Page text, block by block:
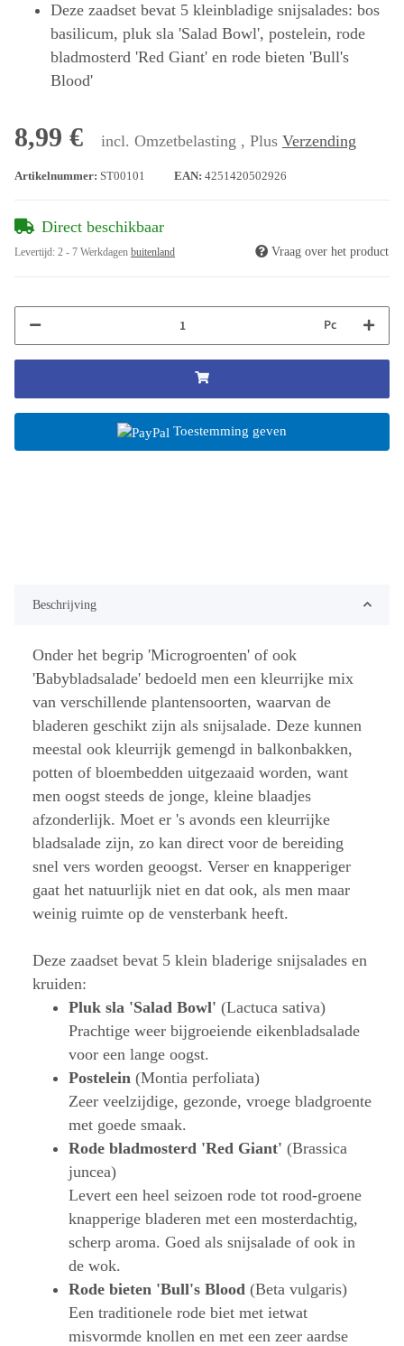
Deze zaadset bevat 5 kleinbladige snijsalades: bos
basilicum, pluk sla 'Salad Bowl', postelein, rode
bladmosterd 'Red Giant' en rode bieten 'Bull's
Blood'
8,99 € incl. Omzetbelasting , Plus Verzending
Artikelnummer: ST00101 EAN: 4251420502926
Direct beschikbaar
Levertijd: 2 - 7 Werkdagen buitenland Vraag over het product
Pc
Toestemming geven
Beschrijving
Onder het begrip 'Microgroenten' of ook
'Babybladsalade' bedoeld men een kleurrijke mix
van verschillende plantensoorten, waarvan de
bladeren geschikt zijn als snijsalade. Deze kunnen
meestal ook kleurrijk gemengd in balkonbakken,
potten of bloembedden uitgezaaid worden, want
men oogst steeds de jonge, kleine blaadjes
afzonderlijk. Moet er 's avonds een kleurrijke
bladsalade zijn, zo kan direct voor de bereiding
snel vers worden geoogst. Verser en knapperiger
gaat het natuurlijk niet en dat ook, als men maar
weinig ruimte op de vensterbank heeft.
Deze zaadset bevat 5 klein bladerige snijsalades en
kruiden:
Pluk sla 'Salad Bowl' (Lactuca sativa)
Prachtige weer bijgroeiende eikenbladsalade
voor een lange oogst.
Postelein (Montia perfoliata)
Zeer veelzijdige, gezonde, vroege bladgroente
met goede smaak.
Rode bladmosterd 'Red Giant' (Brassica
juncea)
Levert een heel seizoen rode tot rood-groene
knapperige bladeren met een mosterdachtig,
scherp aroma. Goed als snijsalade of ook in
de wok.
Rode bieten 'Bull's Blood (Beta vulgaris)
Een traditionele rode biet met ietwat
misvormde knollen en met een zeer aardse